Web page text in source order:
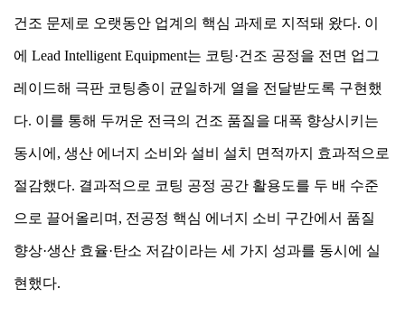
건조 문제로 오랫동안 업계의 핵심 과제로 지적돼 왔다. 이
에 Lead Intelligent Equipment는 코팅·건조 공정을 전면 업그
레이드해 극판 코팅층이 균일하게 열을 전달받도록 구현했
다. 이를 통해 두꺼운 전극의 건조 품질을 대폭 향상시키는
동시에, 생산 에너지 소비와 설비 설치 면적까지 효과적으로
절감했다. 결과적으로 코팅 공정 공간 활용도를 두 배 수준
으로 끌어올리며, 전공정 핵심 에너지 소비 구간에서 품질
향상·생산 효율·탄소 저감이라는 세 가지 성과를 동시에 실
현했다.